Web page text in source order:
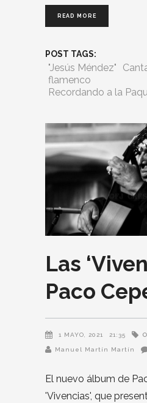
READ MORE
POST TAGS:
"Jesús Méndez"
flamenco
Recordando a la
Las
Paco
1 MAYO, 2021 21:35
Manuel Martín Martín
El nuevo álbum de
'Vivencias', que